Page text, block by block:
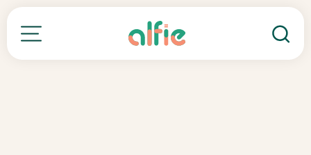
Toutes nos formations